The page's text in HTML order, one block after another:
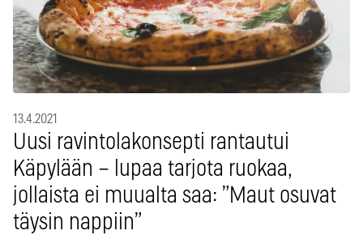
13.4.2021
Uusi ravintolakonsepti rantautui
Käpylään – lupaa tarjota ruokaa,
jollaista ei muualta saa: ”Maut osuvat
täysin nappiin”